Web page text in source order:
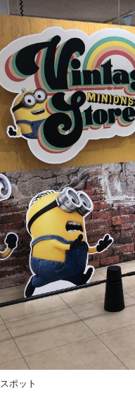
ポット